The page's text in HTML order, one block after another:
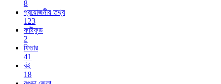
8
প্রয়োজনীয় তথ্য
123
ফাষ্টফুড
2
ফিচার
41
বই
18